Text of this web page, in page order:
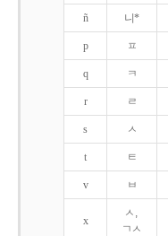
ñ 니*
p ㅍ
q ㅋ
r ㄹ
s ㅅ
t ㅌ
v ㅂ
x
ㅅ,
ㄱㅅ